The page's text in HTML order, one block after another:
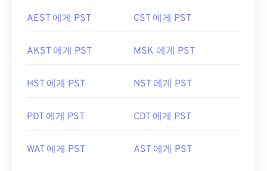
AEST 에게 PST CST 에게 PST
AKST 에게 PST MSK 에게 PST
HST 에게 PST NST 에게 PST
PDT 에게 PST CDT 에게 PST
WAT 에게 PST AST 에게 PST